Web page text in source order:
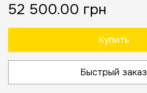
52 500.00 грн
Купить
Быстрый заказ